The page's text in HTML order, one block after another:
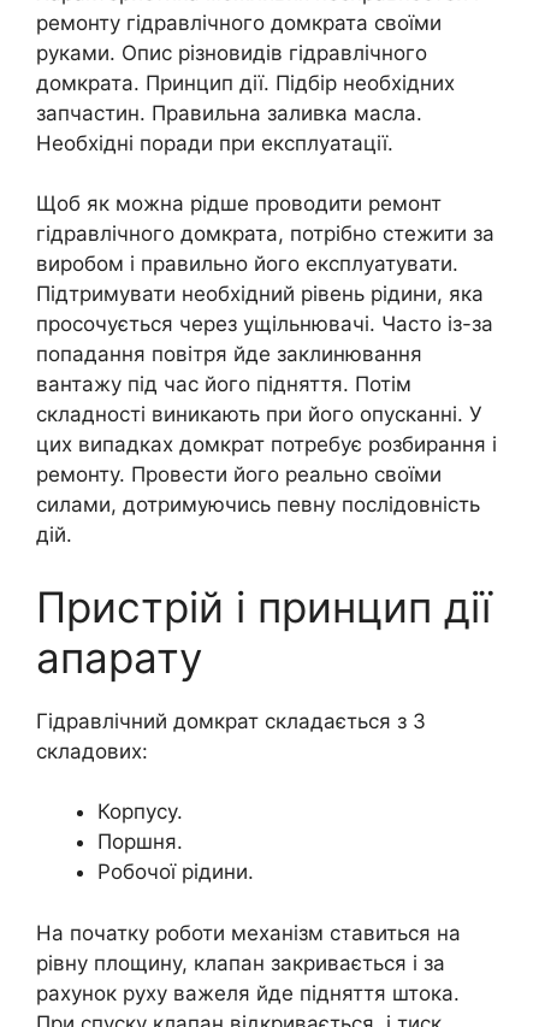
ремонту гідравлічного домкрата своїми
руками. Опис різновидів гідравлічного
домкрата. Принцип дії. Підбір необхідних
запчастин. Правильна заливка масла.
Необхідні поради при експлуатації.
Щоб як можна рідше проводити ремонт
гідравлічного домкрата, потрібно стежити за
виробом і правильно його експлуатувати.
Підтримувати необхідний рівень рідини, яка
просочується через ущільнювачі. Часто із-за
попадання повітря йде заклинювання
вантажу під час його підняття. Потім
складності виникають при його опусканні. У
цих випадках домкрат потребує розбирання і
ремонту. Провести його реально своїми
силами, дотримуючись певну послідовність
дій.
Пристрій і принцип дії
апарату
Гідравлічний домкрат складається з 3
складових:
Корпусу.
Поршня.
Робочої рідини.
На початку роботи механізм ставиться на
рівну площину, клапан закривається і за
рахунок руху важеля йде підняття штока.